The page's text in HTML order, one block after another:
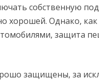
собственную
хорошей. Однако,
защита
защищены, за